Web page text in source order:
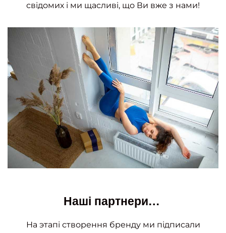
свідомих і ми щасливі, що Ви вже з нами!
Наші партнери…
На этапі створення бренду ми підписали